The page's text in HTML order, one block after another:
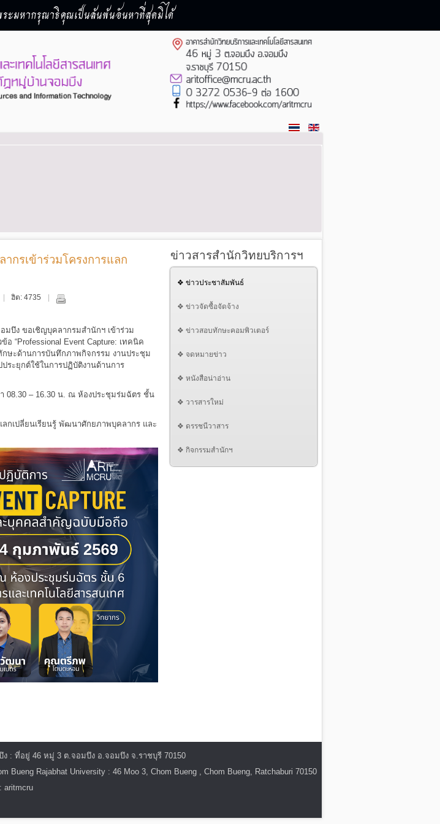
ะมหากรุณาธิคุณเป็นล้นพ้นอันหาที่สุดมิได้
กรเข้าร่วมโครงการแลก
ฮิต: 4735
บึง ขอเชิญบุคลากรมสำนักฯ เข้าร่วม
อ “Professional Event Capture: เทคนิค
ษะด้านการบันทึกภาพกิจกรรม งานประชุม
ะยุกต์ใช้ในการปฏิบัติงานด้านการ
08.30 – 16.30 น. ณ ห้องประชุมร่มฉัตร ชั้น
กเปลี่ยนเรียนรู้ พัฒนาศักยภาพบุคลากร และ
ข่าวสารสำนักวิทยบริการฯ
❖ ข่าวประชาสัมพันธ์
❖ ข่าวจัดซื้อจัดจ้าง
❖ ข่าวสอบทักษะคอมพิวเตอร์
❖ จดหมายข่าว
❖ หนังสือน่าอ่าน
❖ วารสารใหม่
❖ ดรรชนีวาสาร
❖ กิจกรรมสำนักฯ
: ที่อยู่ 46 หมู่ 3 ต.จอมบึง อ.จอมบึง จ.ราชบุรี 70150
Bueng Rajabhat University : 46 Moo 3, Chom Bueng , Chom Bueng, Ratchaburi 70150
aritmcru